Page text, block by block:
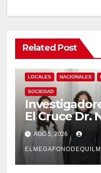
Related Post
LOCALES NACIONALES
SOCIEDAD
El Cruce Dr.
desarrollan
pionero
demencias
AGO 5, 2026